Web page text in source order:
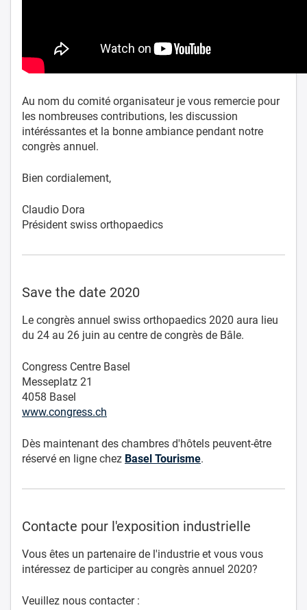
Au nom du comité organisateur je vous remercie pour
les nombreuses contributions, les discussion
intéréssantes et la bonne ambiance pendant notre
congrès annuel.
Bien cordialement,
Claudio Dora
Président swiss orthopaedics
Save the date 2020
Le congrès annuel swiss orthopaedics 2020 aura lieu
du 24 au 26 juin au centre de congrès de Bâle.
Congress Centre Basel
Messeplatz 21
4058 Basel
www.congress.ch
Dès maintenant des chambres d'hôtels peuvent-être
réservé en ligne chez Basel Tourisme.
Contacte pour l'exposition industrielle
Vous êtes un partenaire de l'industrie et vous vous
intéressez de participer au congrès annuel 2020?
Veuillez nous contacter :